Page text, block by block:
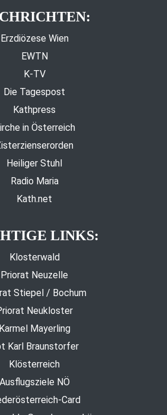
Erzdiözese Wien
EWTN
K-TV
Die Tagespost
Kathpress
in Österreich
Heiliger Stuhl
Radio Maria
Kath.net
LINKS:
Klosterwald
Priorat Neuzelle
Stiepel / Bochum
Neukloster
Karmel Mayerling
Karl Braunstorfer
Klösterreich
Ausflugsziele NÖ
Card